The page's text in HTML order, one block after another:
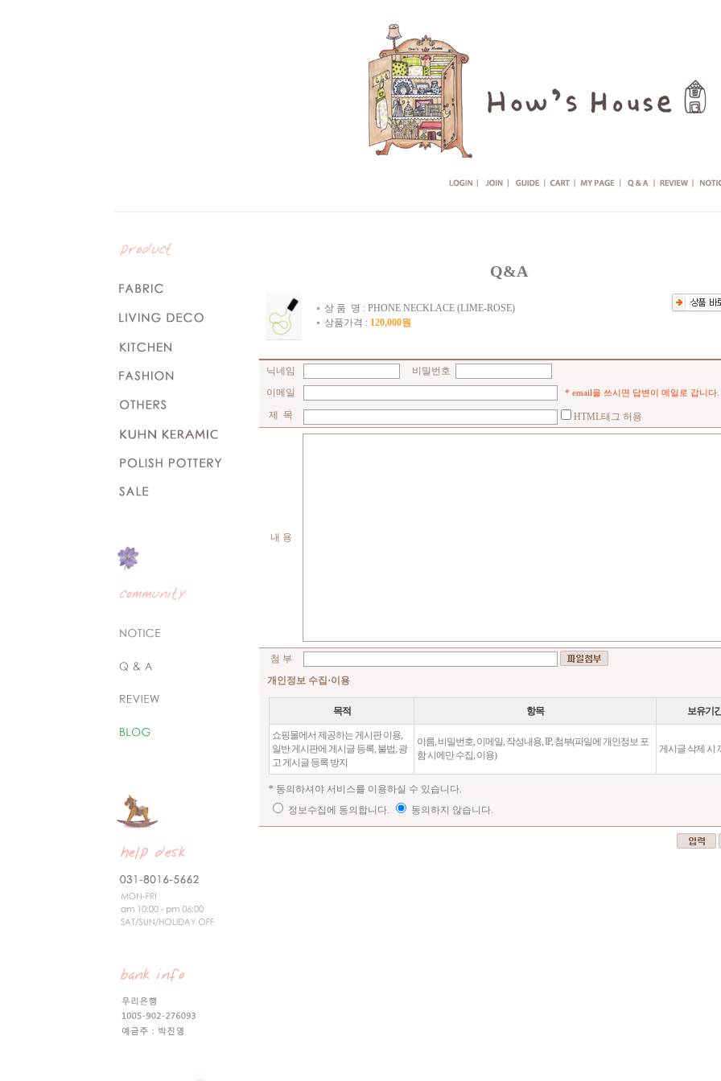
Q&A
상 품 명 : PHONE NECKLACE (LIME-ROSE)
상품가격 : 120,000원
닉네임
비밀번호
이메일
* email을 쓰시면 답변이 메일로 갑니다.
제 목 HTML태그 허용
내 용
첨 부
개인정보 수집·이용
목적 항목 보유기
쇼핑몰에서 제공하는 게시판 이용,
일반 게시판에 게시글 등록, 불법, 광
고 게시글 등록 방지
이름, 비밀번호, 이메일, 작성내용, IP, 첨부(파일에 개인정보 포
함 시에만 수집, 이용)
게시글 삭제 시
* 동의하셔야 서비스를 이용하실 수 있습니다.
정보수집에 동의합니다.
동의하지 않습니다.